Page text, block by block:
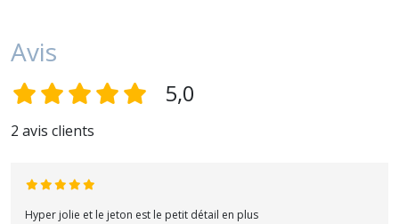
Avis
5,0
2 avis clients
Hyper jolie et le jeton est le petit détail en plus